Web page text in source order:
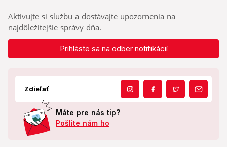
Aktivujte si službu a dostávajte upozornenia na
najdôležitejšie správy dňa.
Prihláste sa na odber notifikácií
Zdieľať
Máte pre nás tip?
Pošlite nám ho